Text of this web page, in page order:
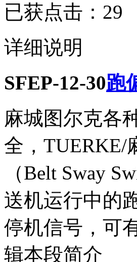
已获点击：29
详细说明
SFEP-12-30跑
麻城图尔克各
全，TUERKE/
（Belt Sway
送机运行中的
停机信号，可
辑本段简介